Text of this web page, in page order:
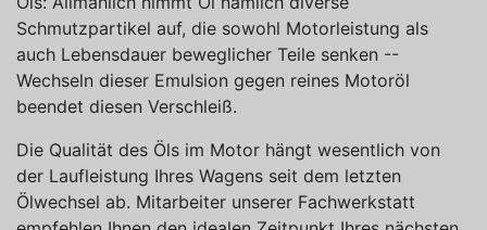
Schmutzpartikel auf, die sowohl Motorleistung als
auch Lebensdauer beweglicher Teile senken --
Wechseln dieser Emulsion gegen reines Motoröl
beendet diesen Verschleiß.
Die Qualität des Öls im Motor hängt wesentlich von
der Laufleistung Ihres Wagens seit dem letzten
Ölwechsel ab. Mitarbeiter unserer Fachwerkstatt